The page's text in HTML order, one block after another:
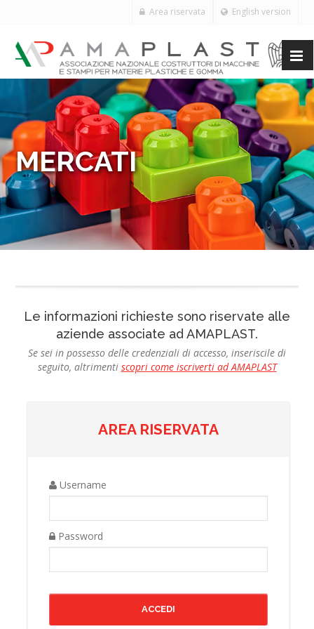
English version
Area riservata
MERCATI
Le informazioni richieste sono riservate alle
aziende associate ad AMAPLAST.
Se sei in possesso delle credenziali di accesso, inseriscile di
seguito, altrimenti scopri come iscriverti ad AMAPLAST
AREA RISERVATA
Username
Password